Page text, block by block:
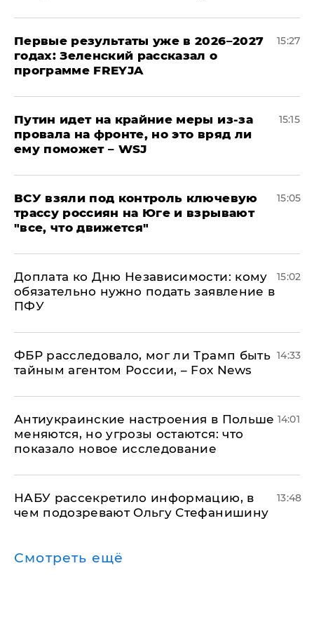
Первые результаты уже в 2026–2027
годах: Зеленский рассказал о
программе FREYJA
15:27
Путин идет на крайние меры из-за
провала на фронте, но это вряд ли
ему поможет – WSJ
15:15
ВСУ взяли под контроль ключевую
трассу россиян на Юге и взрывают
"все, что движется"
15:05
Доплата ко Дню Независимости: кому
обязательно нужно подать заявление в
ПФУ
15:02
ФБР расследовало, мог ли Трамп быть
тайным агентом России, – Fox News
14:33
Антиукраинские настроения в Польше
меняются, но угрозы остаются: что
показало новое исследование
14:01
НАБУ рассекретило информацию, в
чем подозревают Ольгу Стефанишину
13:48
Смотреть ещё